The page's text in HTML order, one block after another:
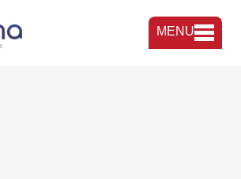
MENU